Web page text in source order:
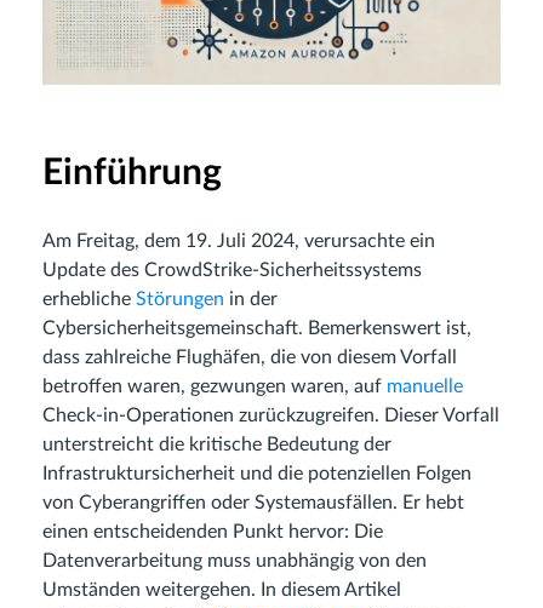
Einführung
Am Freitag, dem 19. Juli 2024, verursachte ein
Update des CrowdStrike-Sicherheitssystems
erhebliche Störungen in der
Cybersicherheitsgemeinschaft. Bemerkenswert ist,
dass zahlreiche Flughäfen, die von diesem Vorfall
betroffen waren, gezwungen waren, auf manuelle
Check-in-Operationen zurückzugreifen. Dieser Vorfall
unterstreicht die kritische Bedeutung der
Infrastruktursicherheit und die potenziellen Folgen
von Cyberangriffen oder Systemausfällen. Er hebt
einen entscheidenden Punkt hervor: Die
Datenverarbeitung muss unabhängig von den
Umständen weitergehen. In diesem Artikel